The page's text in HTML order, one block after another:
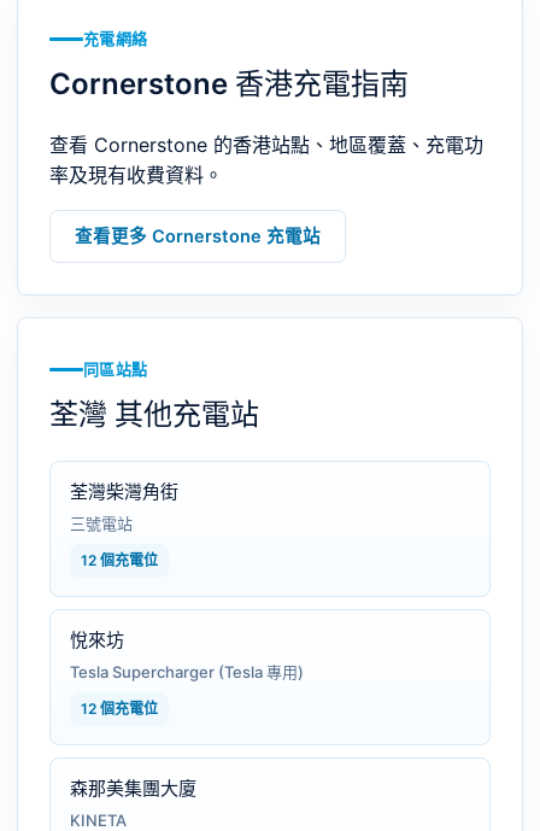
充電網絡
Cornerstone 香港充電指南
查看 Cornerstone 的香港站點、地區覆蓋、充電功
率及現有收費資料。
查看更多 Cornerstone 充電站
同區站點
荃灣 其他充電站
荃灣柴灣角街
三號電站
12 個充電位
悅來坊
Tesla Supercharger (Tesla 專用)
12 個充電位
森那美集團大廈
KINETA